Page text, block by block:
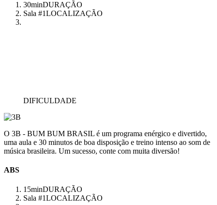
30minDURAÇÃO
Sala #1LOCALIZAÇÃO
DIFICULDADE
O 3B - BUM BUM BRASIL é um programa enérgico e divertido,
uma aula e 30 minutos de boa disposição e treino intenso ao som de
música brasileira. Um sucesso, conte com muita diversão!
ABS
15minDURAÇÃO
Sala #1LOCALIZAÇÃO